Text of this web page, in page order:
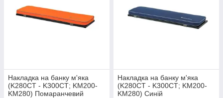
Накладка на банку м'яка
(K280CT - K300CТ; KM200-
KM280) Помаранчевий
Накладка на банку м'яка
(K280CT - K300CТ; KM200-
KM280) Синій